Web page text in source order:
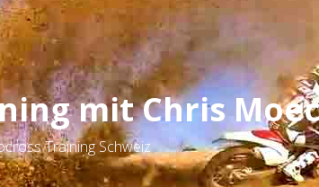
mit Chris
Training Schweiz